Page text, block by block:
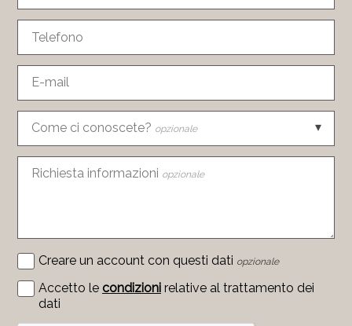
Telefono
E-mail
Come ci conoscete? opzionale
Richiesta informazioni opzionale
Creare un account con questi dati opzionale
Accetto le condizionirelative al trattamento dei
dati